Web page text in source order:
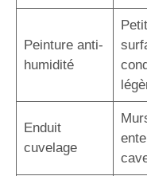
Peinture anti-
humidité
Enduit
cuvelage